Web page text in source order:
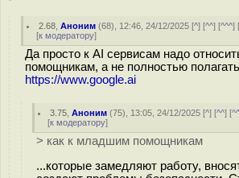
2.68 ,Аноним (68), 12:46, 24/12/2025 [^] [^^] [^^^]
[к модератору]
Да просто к AI сервисам надо
помощникам, а не полностью
https://www.google.ai
3.75 ,Аноним (75), 13:05, 24/12/2025 [^] [^^] [
[к модератору]
> как к младшим помощникам
...которые замедляют работу,